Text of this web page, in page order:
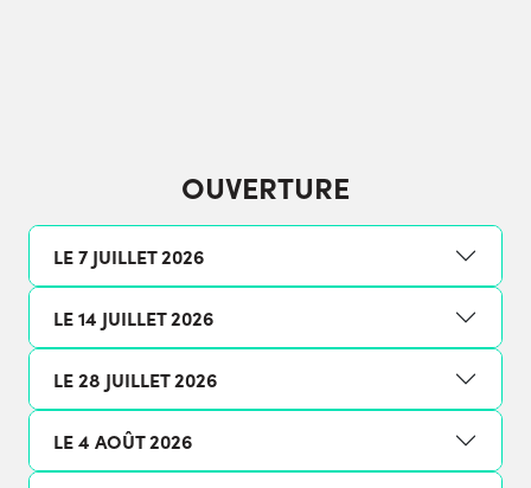
OUVERTURE
LE 7 JUILLET 2026
LE 14 JUILLET 2026
LE 28 JUILLET 2026
LE 4 AOÛT 2026